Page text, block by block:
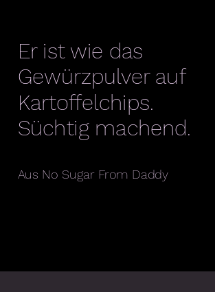
Er ist wie das
Gewürzpulver auf
Kartoffelchips.
Süchtig machend.
Aus No Sugar From Daddy